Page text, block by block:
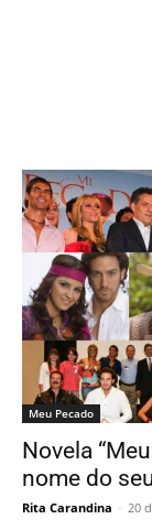
Meu Pecado
Novela
nome do
Rita Carandina - 20